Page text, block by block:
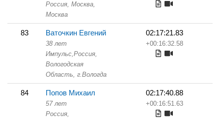
Россия, Москва,
Москва
83 Ваточкин Евгений
38 лет
Импульс,Россия,
Вологодская
Область, г.Вологда
02:17:21.83
+00:16:32.58
84 Попов Михаил
57 лет
Россия,
02:17:40.88
+00:16:51.63